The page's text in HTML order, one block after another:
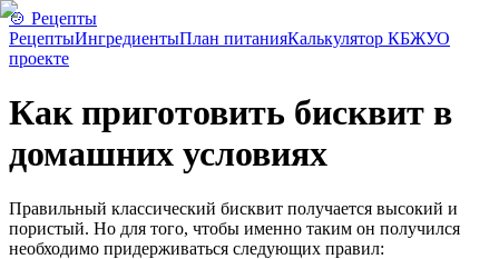
🍲 Рецепты
РецептыИнгредиентыПлан питанияКалькулятор КБЖУО
проекте
Как приготовить бисквит в
домашних условиях
Правильный классический бисквит получается высокий и
пористый. Но для того, чтобы именно таким он получился
необходимо придерживаться следующих правил: